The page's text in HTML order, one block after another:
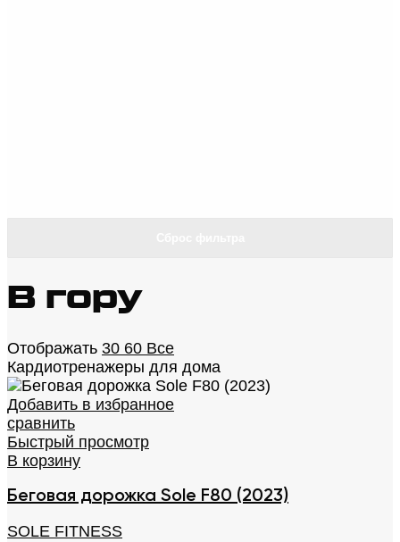
В гору
Отображать 30 60 Все
Кардиотренажеры для дома
Добавить в избранное
сравнить
Быстрый просмотр
В корзину
Беговая дорожка Sole F80 (2023)
SOLE FITNESS